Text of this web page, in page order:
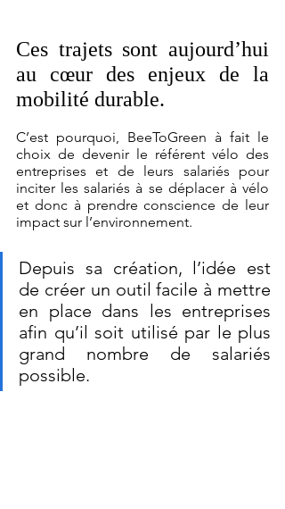
Ces trajets sont aujourd’hui
au cœur des enjeux de la
mobilité durable.
C’est pourquoi, BeeToGreen à fait le
choix de devenir le référent vélo des
entreprises et de leurs salariés pour
inciter les salariés à se déplacer à vélo
et donc à prendre conscience de leur
impact sur l’environnement.
Depuis sa création, l’idée est
de créer un outil facile à mettre
en place dans les entreprises
afin qu’il soit utilisé par le plus
grand nombre de salariés
possible.